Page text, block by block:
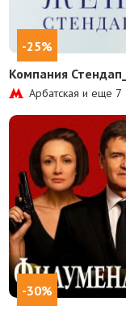
-25%
Компания
Арбатская и еще 7
-30%